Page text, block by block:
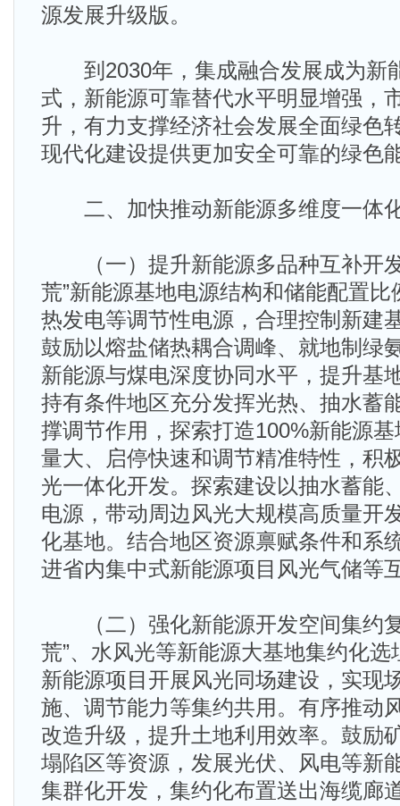
源发展升级版。
到2030年，集成融合发展成为新
式，新能源可靠替代水平明显增强，
升，有力支撑经济社会发展全面绿色
现代化建设提供更加安全可靠的绿色
二、加快推动新能源多维度一体
（一）提升新能源多品种互补开发
荒”新能源基地电源结构和储能配置
热发电等调节性电源，合理控制新建
鼓励以熔盐储热耦合调峰、就地制绿
新能源与煤电深度协同水平，提升基
持有条件地区充分发挥光热、抽水蓄
撑调节作用，探索打造100%新能源
量大、启停快速和调节精准特性，积
光一体化开发。探索建设以抽水蓄能
电源，带动周边风光大规模高质量开
化基地。结合地区资源禀赋条件和系
进省内集中式新能源项目风光气储等
（二）强化新能源开发空间集约复
荒”、水风光等新能源大基地集约化
新能源项目开展风光同场建设，实现
施、调节能力等集约共用。有序推动
改造升级，提升土地利用效率。鼓励
塌陷区等资源，发展光伏、风电等新
集群化开发，集约化布置送出海缆廊